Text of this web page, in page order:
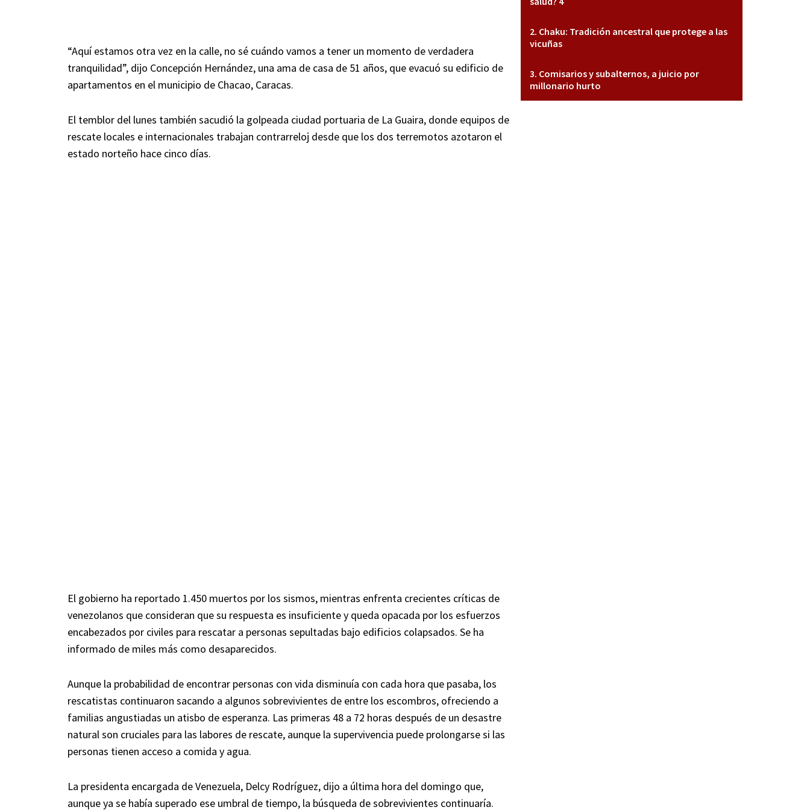
“Aquí estamos otra vez en la calle, no sé cuándo vamos a tener un momento de verdadera
tranquilidad”, dijo Concepción Hernández, una ama de casa de 51 años, que evacuó su edificio de
apartamentos en el municipio de Chacao, Caracas.
El temblor del lunes también sacudió la golpeada ciudad portuaria de La Guaira, donde equipos de
rescate locales e internacionales trabajan contrarreloj desde que los dos terremotos azotaron el
estado norteño hace cinco días.
El gobierno ha reportado 1.450 muertos por los sismos, mientras enfrenta crecientes críticas de
venezolanos que consideran que su respuesta es insuficiente y queda opacada por los esfuerzos
encabezados por civiles para rescatar a personas sepultadas bajo edificios colapsados. Se ha
informado de miles más como desaparecidos.
Aunque la probabilidad de encontrar personas con vida disminuía con cada hora que pasaba, los
rescatistas continuaron sacando a algunos sobrevivientes de entre los escombros, ofreciendo a
familias angustiadas un atisbo de esperanza. Las primeras 48 a 72 horas después de un desastre
natural son cruciales para las labores de rescate, aunque la supervivencia puede prolongarse si las
personas tienen acceso a comida y agua.
La presidenta encargada de Venezuela, Delcy Rodríguez, dijo a última hora del domingo que,
aunque ya se había superado ese umbral de tiempo, la búsqueda de sobrevivientes continuaría.
Chaku: Tradición ancestral que protege a las
vicuñas
Comisarios y subalternos, a juicio por
millonario hurto